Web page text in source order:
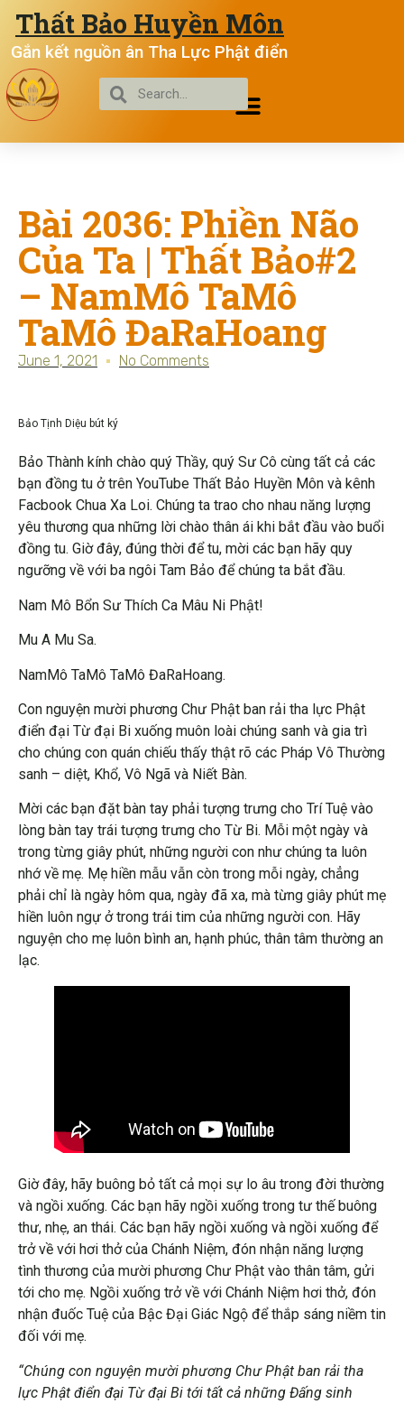
Thất Bảo Huyền Môn
Gắn kết nguồn ân Tha Lực Phật điển
Bài 2036: Phiền Não
Của Ta | Thất Bảo#2
– NamMô TaMô
TaMô ĐaRaHoang
June 1, 2021 No Comments
Bảo Tịnh Diệu bút ký
Bảo Thành kính chào quý Thầy, quý Sư Cô cùng tất cả các
bạn đồng tu ở trên YouTube Thất Bảo Huyền Môn và kênh
Facbook Chua Xa Loi. Chúng ta trao cho nhau năng lượng
yêu thương qua những lời chào thân ái khi bắt đầu vào buổi
đồng tu. Giờ đây, đúng thời để tu, mời các bạn hãy quy
ngưỡng về với ba ngôi Tam Bảo để chúng ta bắt đầu.
Nam Mô Bổn Sư Thích Ca Mâu Ni Phật!
Mu A Mu Sa.
NamMô TaMô TaMô ĐaRaHoang.
Con nguyện mười phương Chư Phật ban rải tha lực Phật
điển đại Từ đại Bi xuống muôn loài chúng sanh và gia trì
cho chúng con quán chiếu thấy thật rõ các Pháp Vô Thường
sanh – diệt, Khổ, Vô Ngã và Niết Bàn.
Mời các bạn đặt bàn tay phải tượng trưng cho Trí Tuệ vào
lòng bàn tay trái tượng trưng cho Từ Bi. Mỗi một ngày và
trong từng giây phút, những người con như chúng ta luôn
nhớ về mẹ. Mẹ hiền mẫu vẫn còn trong mỗi ngày, chẳng
phải chỉ là ngày hôm qua, ngày đã xa, mà từng giây phút mẹ
hiền luôn ngự ở trong trái tim của những người con. Hãy
nguyện cho mẹ luôn bình an, hạnh phúc, thân tâm thường an
lạc.
Giờ đây, hãy buông bỏ tất cả mọi sự lo âu trong đời thường
và ngồi xuống. Các bạn hãy ngồi xuống trong tư thế buông
thư, nhẹ, an thái. Các bạn hãy ngồi xuống và ngồi xuống để
trở về với hơi thở của Chánh Niệm, đón nhận năng lượng
tình thương của mười phương Chư Phật vào thân tâm, gửi
tới cho mẹ. Ngồi xuống trở về với Chánh Niệm hơi thở, đón
nhận đuốc Tuệ của Bậc Đại Giác Ngộ để thắp sáng niềm tin
đối với mẹ.
“Chúng con nguyện mười phương Chư Phật ban rải tha
lực Phật điển đại Từ đại Bi tới tất cả những Đấng sinh